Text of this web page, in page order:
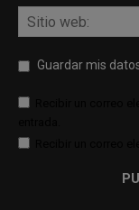
Guardar mis